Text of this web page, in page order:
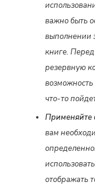
важно быть
выполнении
книге.
резервную
что-то
Применяйте
вам
отображать